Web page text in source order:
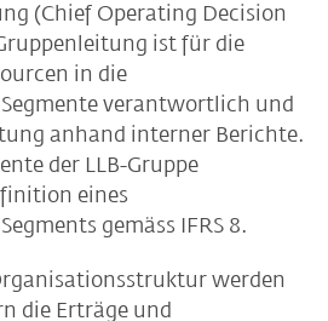
(Chief Operating Decision
ist für die
in die
verantwortlich und
anhand interner Berichte.
der LLB-Gruppe
eines
gemäss IFRS 8.
werden
die Erträge und